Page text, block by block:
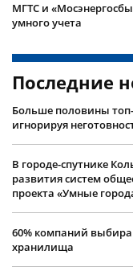
МГТС и
умного учета
Последние
Больше половины
игнорируя
В городе-спутнике
развития систем
проекта «Умные
60% компаний
хранилища